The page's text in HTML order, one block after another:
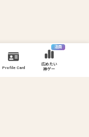
Profile Card
注目
広めたい
神ゲー